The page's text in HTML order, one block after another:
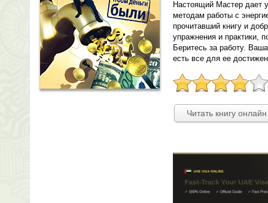
Настоящий Мастер дает
методам работы с
прочитавший книгу и
упражнения и практики,
Беритесь за работу.
есть все для ее
Читать книгу